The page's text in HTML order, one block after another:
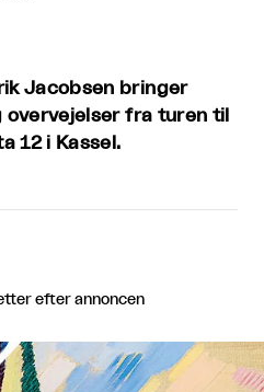
Jacobsen bringer
overvejelser fra turen til
12 i Kassel.
efter annoncen